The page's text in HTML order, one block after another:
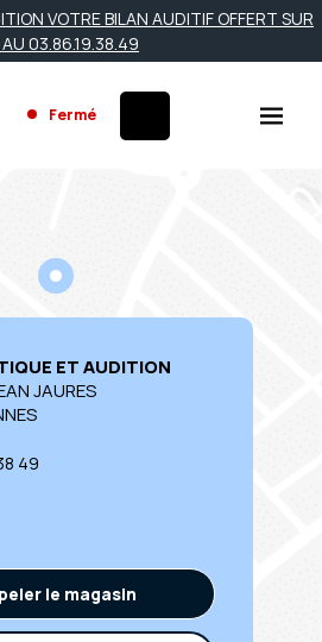
VOTRE BILAN AUDITIF OFFERT SUR
AU 03.86.19.38.49
Fermé
ET AUDITION
JAURES
49
le magasin